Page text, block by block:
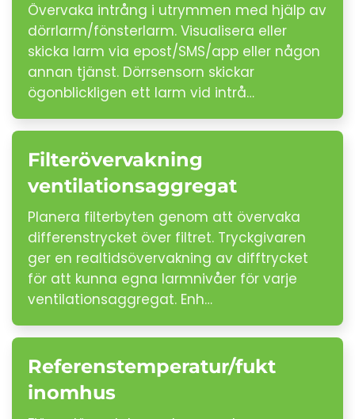
Övervaka intrång i utrymmen med hjälp av
dörrlarm/fönsterlarm. Visualisera eller
skicka larm via epost/SMS/app eller någon
annan tjänst. Dörrsensorn skickar
ögonblickligen ett larm vid intrå…
Filterövervakning
ventilationsaggregat
Planera filterbyten genom att övervaka
differenstrycket över filtret. Tryckgivaren
ger en realtidsövervakning av difftrycket
för att kunna egna larmnivåer för varje
ventilationsaggregat. Enh…
Referenstemperatur/fukt
inomhus